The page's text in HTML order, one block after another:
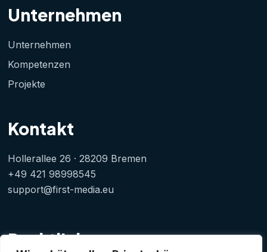
Unternehmen
Unternehmen
Kompetenzen
Projekte
Kontakt
Hollerallee 26 · 28209 Bremen
+49 421 98998545
support@first-media.eu
Rechtliches